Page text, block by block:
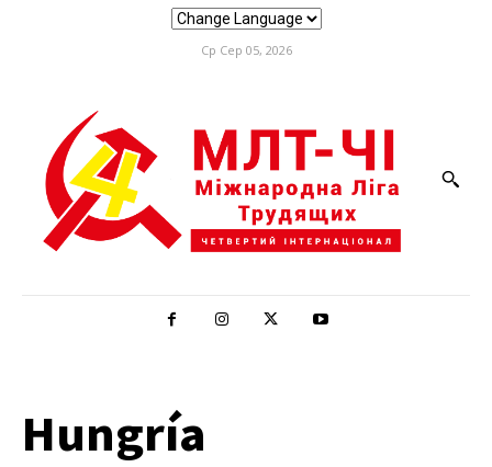
Ср Сер 05, 2026
Hungría